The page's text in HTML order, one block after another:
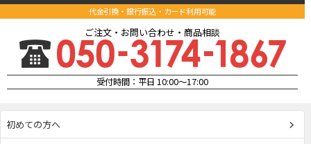
代金引換・銀行振込・カード利用可能
ご注文・お問い合わせ・商品相談
受付時間：平日 10:00～17:00
初めての方へ